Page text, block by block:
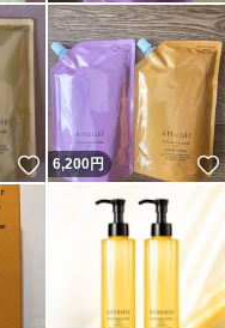
いいね！
6,200円